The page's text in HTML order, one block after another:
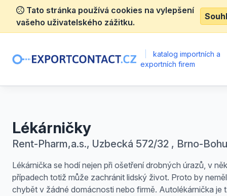
Tato stránka používá cookies na vylepšení
vašeho uživatelského zážitku.
katalog importních a
exportních firem
Lékárničky
Rent-Pharm,a.s., Uzbecká 572/32 , Brno-
Lékárnička se hodí nejen při ošetření drobných úrazů, v
případech totiž může zachránit lidský život. Proto by
chybět v žádné domácnosti nebo firmě. Autolékárnička je